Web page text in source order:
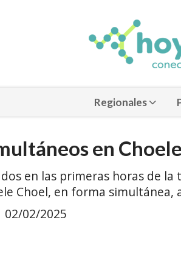
Regionales
en Choele
en las primeras horas de
Choel, en forma
02/02/2025